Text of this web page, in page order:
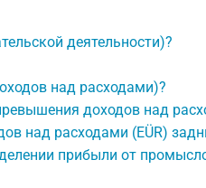
деятельности)?
над расходами)?
доходов над
над расходами (EÜR)
прибыли от